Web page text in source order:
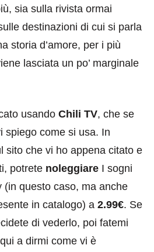
sia sulla rivista ormai
destinazioni di cui si parla
storia d’amore, per i più
lasciata un po’ marginale
usando Chili TV, che se
spiego come si usa. In
sito che vi ho appena citato e
potrete noleggiare I sogni
(in questo caso, ma anche
in catalogo) a 2.99€. Se
di vederlo, poi fatemi
a dirmi come vi è